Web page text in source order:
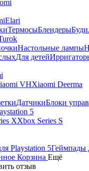
Elari
ТермосыБлендеры
Настольные лампы
Для детей
VHXiaomi Deerma
ДатчикиБлоки
5
XXbox Series S
Playstation 5Геймпады
Корзина Ещё
отзыв